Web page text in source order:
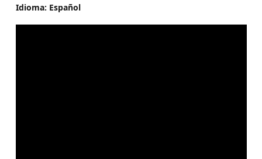
Idioma: Español